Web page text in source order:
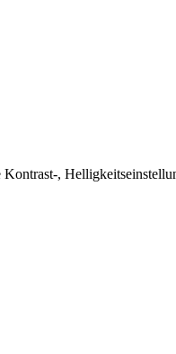
,